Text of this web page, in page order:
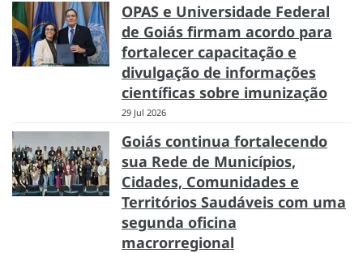
OPAS e Universidade Federal
de Goiás firmam acordo para
fortalecer capacitação e
divulgação de informações
científicas sobre imunização
29 Jul 2026
Goiás continua fortalecendo
sua Rede de Municípios,
Cidades, Comunidades e
Territórios Saudáveis com uma
segunda oficina
macrorregional